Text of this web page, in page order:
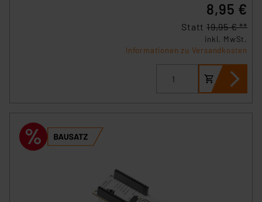
8,95 €
Statt 19,95 € **
inkl. MwSt.
Informationen zu Versandkosten